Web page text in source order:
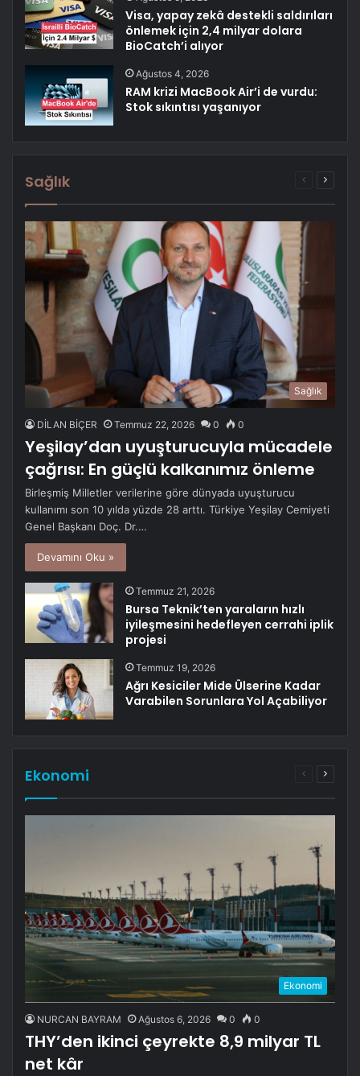
Visa, yapay zekâ destekli saldırıları
önlemek için 2,4 milyar dolara
BioCatch’i alıyor
Ağustos 4, 2026
RAM krizi MacBook Air’i de vurdu:
Stok sıkıntısı yaşanıyor
Sağlık
ÖncekiSonraki
Sağlık
DİLAN BİÇER Temmuz 22, 2026 0 0
Yeşilay’dan uyuşturucuyla mücadele
çağrısı: En güçlü kalkanımız önleme
Birleşmiş Milletler verilerine göre dünyada uyuşturucu
kullanımı son 10 yılda yüzde 28 arttı. Türkiye Yeşilay Cemiyeti
Genel Başkanı Doç. Dr.…
Devamını Oku »
Temmuz 21, 2026
Bursa Teknik’ten yaraların hızlı
iyileşmesini hedefleyen cerrahi iplik
projesi
Temmuz 19, 2026
Ağrı Kesiciler Mide Ülserine Kadar
Varabilen Sorunlara Yol Açabiliyor
Ekonomi
ÖncekiSonraki
Ekonomi
NURCAN BAYRAM Ağustos 6, 2026 0 0
THY’den ikinci çeyrekte 8,9 milyar TL
net kâr